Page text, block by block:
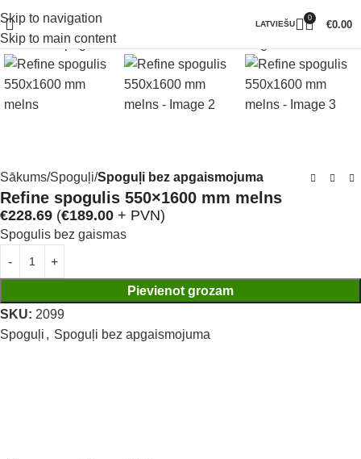
Skip to navigation
Skip to main content
LATVIEŠU
0
€0.00
Klikšķiniet lai palielinātu
Sākums Spoguļi Spoguļi bez apgaismojuma
Refine spogulis 550×1600 mm melns
€228.69 (€189.00 + PVN)
Spogulis bez gaismas
Pievienot grozam
SKU: 2099
Spoguļi , Spoguļi bez apgaismojuma